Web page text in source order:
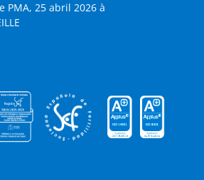
PMA, 25 abril 2026 à